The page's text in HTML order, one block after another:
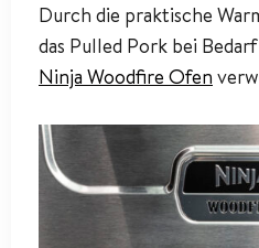
Durch die praktische
das Pulled Pork bei
Ninja Woodfire Ofen